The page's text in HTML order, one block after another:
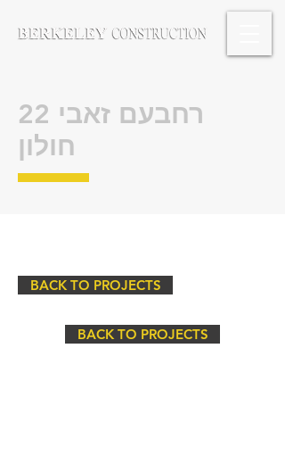
רחבעם זאבי 22
חולון
BACK TO PROJECTS
BACK TO PROJECTS